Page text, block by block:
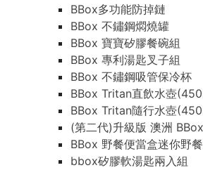
BBox多功能防掉鏈
BBox 不鏽鋼燜燒罐
BBox 寶寶矽膠餐碗組
BBox 專利湯匙叉子組
BBox 不鏽鋼吸管保冷杯
BBox Tritan直飲水壺
BBox Tritan隨行水壺
(第二代)升級版 澳洲
BBox 野餐便當盒迷你野
bbox矽膠軟湯匙兩入組